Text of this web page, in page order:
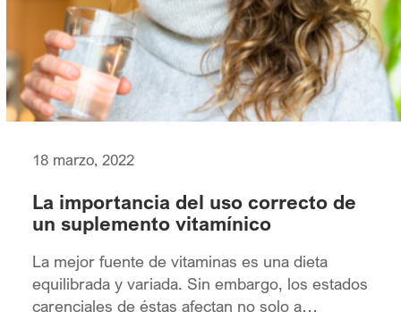
18 marzo, 2022
La importancia del uso correcto de
un suplemento vitamínico
La mejor fuente de vitaminas es una dieta
equilibrada y variada. Sin embargo, los estados
carenciales de éstas afectan no solo a